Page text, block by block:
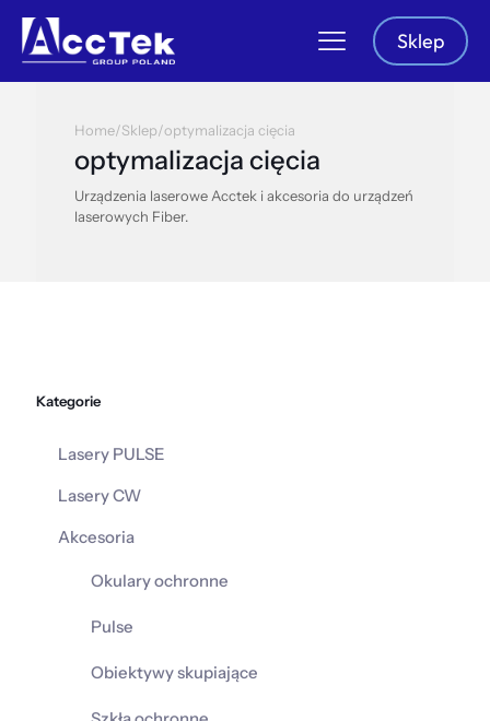
Sklep
Home/Sklep/optymalizacja cięcia
optymalizacja cięcia
Urządzenia laserowe Acctek i akcesoria do urządzeń
laserowych Fiber.
Kategorie
Lasery PULSE
Lasery CW
Akcesoria
Okulary ochronne
Pulse
Obiektywy skupiające